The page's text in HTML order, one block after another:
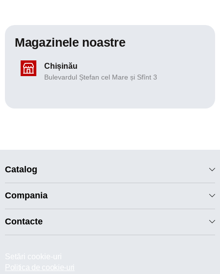
Magazinele noastre
Chișinău
Bulevardul Ștefan cel Mare și Sfînt 3
Catalog
Compania
Contacte
Setări cookie-uri
Politica de cookie-uri